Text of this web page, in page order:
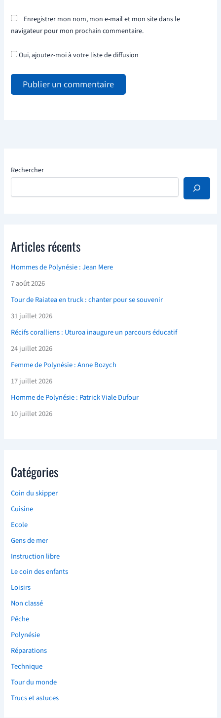
Enregistrer mon nom, mon e-mail et mon site dans le
navigateur pour mon prochain commentaire.
Oui, ajoutez-moi à votre liste de diffusion
Rechercher
Articles récents
Hommes de Polynésie : Jean Mere
7 août 2026
Tour de Raiatea en truck : chanter pour se souvenir
31 juillet 2026
Récifs coralliens : Uturoa inaugure un parcours éducatif
24 juillet 2026
Femme de Polynésie : Anne Bozych
17 juillet 2026
Homme de Polynésie : Patrick Viale Dufour
10 juillet 2026
Catégories
Coin du skipper
Cuisine
Ecole
Gens de mer
Instruction libre
Le coin des enfants
Loisirs
Non classé
Pêche
Polynésie
Réparations
Technique
Tour du monde
Trucs et astuces